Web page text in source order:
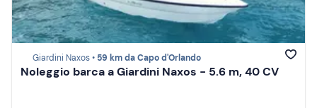
Giardini Naxos • 59 km da Capo d'Orlando
Noleggio barca a Giardini Naxos - 5.6 m, 40 CV